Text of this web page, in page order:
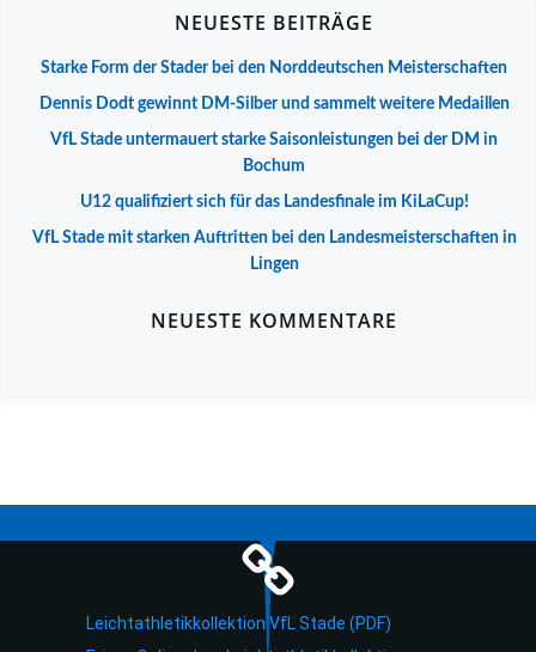
NEUESTE BEITRÄGE
Starke Form der Stader bei den Norddeutschen Meisterschaften
Dennis Dodt gewinnt DM-Silber und sammelt weitere Medaillen
VfL Stade untermauert starke Saisonleistungen bei der DM in
Bochum
U12 qualifiziert sich für das Landesfinale im KiLaCup!
VfL Stade mit starken Auftritten bei den Landesmeisterschaften in
Lingen
NEUESTE KOMMENTARE
Leichtathletikkollektion VfL Stade (PDF)